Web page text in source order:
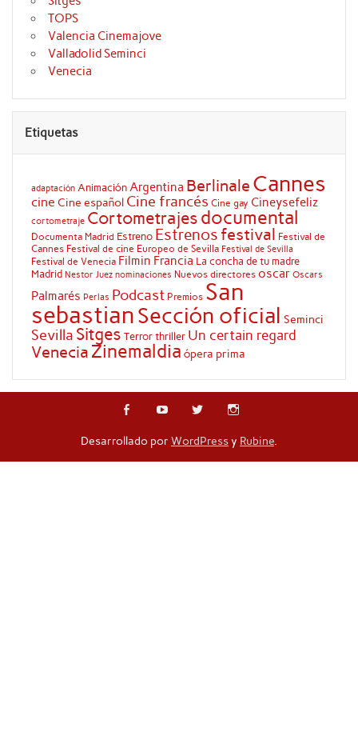
TOPS
Valencia Cinemajove
Valladolid Seminci
Venecia
Etiquetas
adaptación AnimaciónArgentina Berlinale Cannes
cine Cine español Cine francés Cine gay Cineysefeliz
cortometraje Cortometrajes documental
Documenta Madrid Estreno Estrenos festival Festival de
Cannes Festival de cine Europeo de Sevilla Festival de Sevilla
Festival de Venecia Filmin Francia La concha de tu madre
Madrid Nestor Juez nominaciones Nuevos directores oscar Oscars
Palmarés Perlas Podcast Premios San
sebastianSección oficial Seminci
Sevilla Sitges Terrorthriller Un certain regard
Venecia Zinemaldia ópera prima
Desarrollado por WordPressy Rubine